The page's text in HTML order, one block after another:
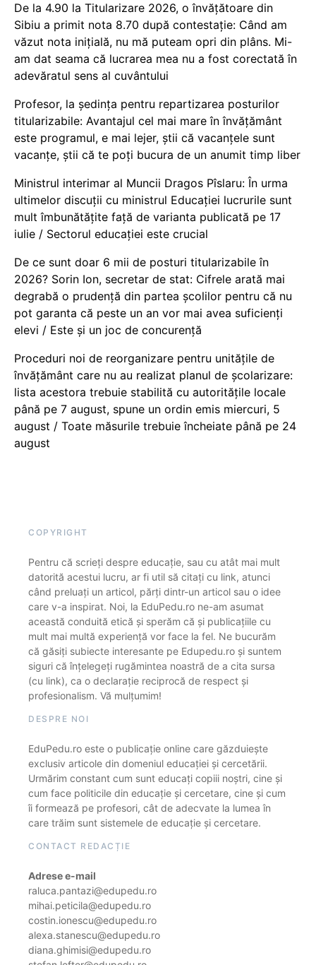
De la 4.90 la Titularizare 2026, o învățătoare din
Sibiu a primit nota 8.70 după contestație: Când am
văzut nota inițială, nu mă puteam opri din plâns. Mi-
am dat seama că lucrarea mea nu a fost corectată în
adevăratul sens al cuvântului
Profesor, la ședința pentru repartizarea posturilor
titularizabile: Avantajul cel mai mare în învățământ
este programul, e mai lejer, știi că vacanțele sunt
vacanţe, știi că te poți bucura de un anumit timp liber
Ministrul interimar al Muncii Dragos Pîslaru: În urma
ultimelor discuții cu ministrul Educației lucrurile sunt
mult îmbunătățite față de varianta publicată pe 17
iulie / Sectorul educației este crucial
De ce sunt doar 6 mii de posturi titularizabile în
2026? Sorin Ion, secretar de stat: Cifrele arată mai
degrabă o prudență din partea școlilor pentru că nu
pot garanta că peste un an vor mai avea suficienți
elevi / Este și un joc de concurență
Proceduri noi de reorganizare pentru unitățile de
învățământ care nu au realizat planul de școlarizare:
lista acestora trebuie stabilită cu autoritățile locale
până pe 7 august, spune un ordin emis miercuri, 5
august / Toate măsurile trebuie încheiate până pe 24
august
COPYRIGHT
Pentru că scrieți despre educație, sau cu atât mai mult
datorită acestui lucru, ar fi util să citați cu link, atunci
când preluați un articol, părți dintr-un articol sau o idee
care v-a inspirat. Noi, la EduPedu.ro ne-am asumat
această conduită etică și sperăm că și publicațiile cu
mult mai multă experiență vor face la fel. Ne bucurăm
că găsiți subiecte interesante pe Edupedu.ro și suntem
siguri că înțelegeți rugămintea noastră de a cita sursa
(cu link), ca o declarație reciprocă de respect și
profesionalism. Vă mulțumim!
DESPRE NOI
EduPedu.ro este o publicație online care găzduiește
exclusiv articole din domeniul educației și cercetării.
Urmărim constant cum sunt educați copiii noștri, cine și
cum face politicile din educație și cercetare, cine și cum
îi formează pe profesori, cât de adecvate la lumea în
care trăim sunt sistemele de educație și cercetare.
CONTACT REDACȚIE
Adrese e-mail
raluca.pantazi@edupedu.ro
mihai.peticila@edupedu.ro
costin.ionescu@edupedu.ro
alexa.stanescu@edupedu.ro
diana.ghimisi@edupedu.ro